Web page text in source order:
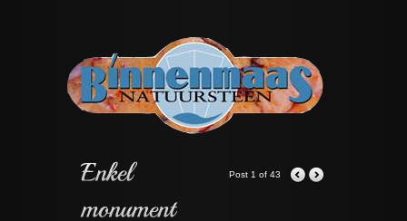
Post 1 of 43